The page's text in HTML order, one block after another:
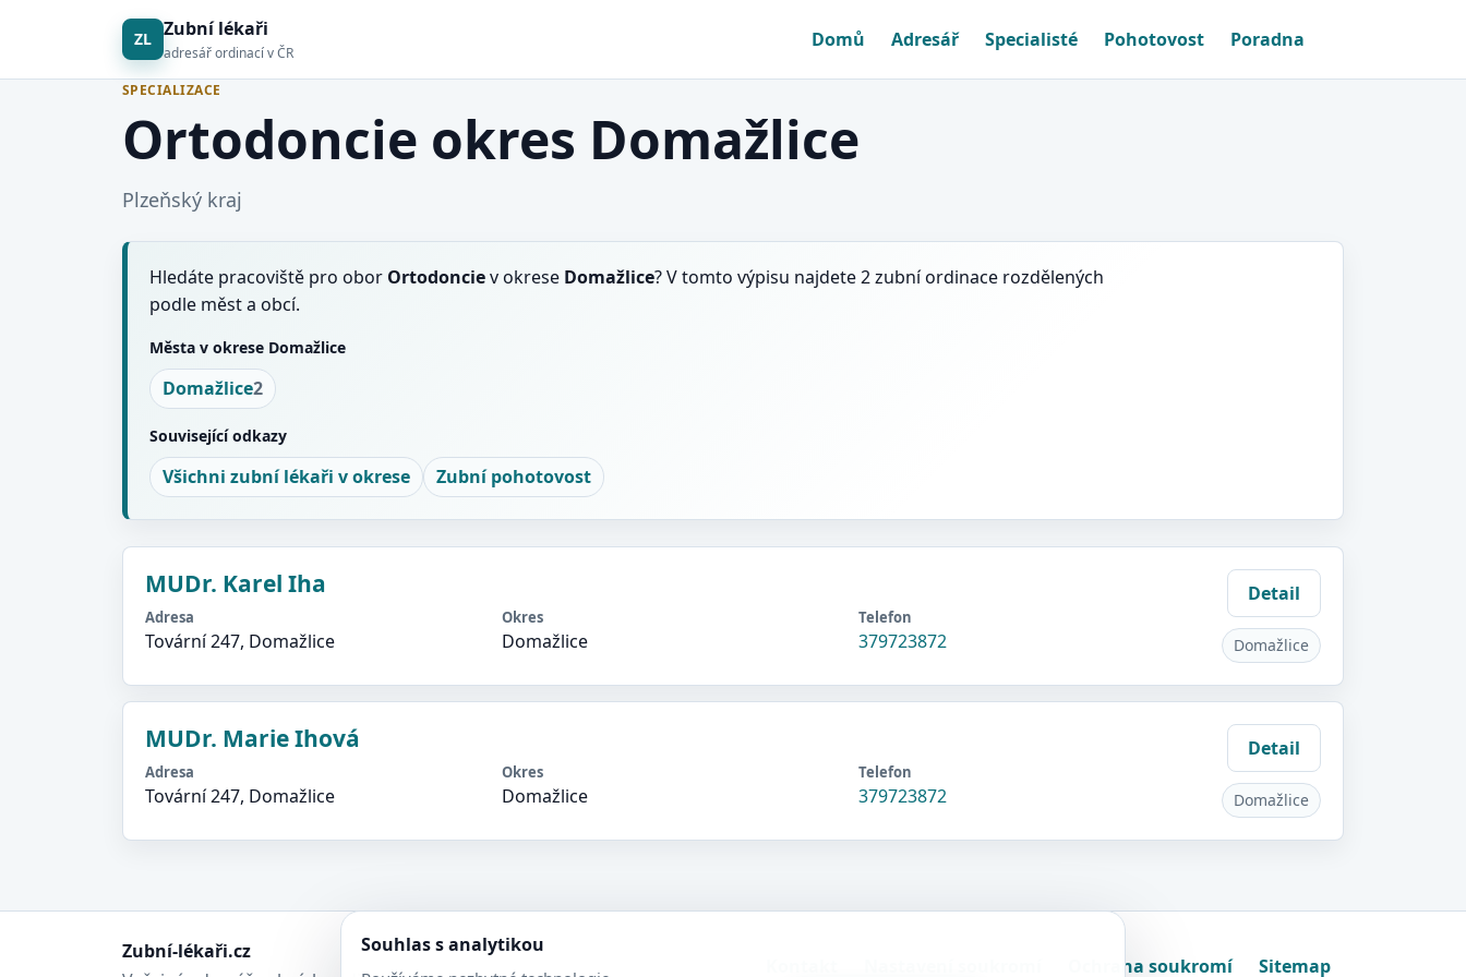
ZL Zubní lékaři
adresář ordinací v ČR
Domů Adresář Specialisté Pohotovost Poradna
SPECIALIZACE
Ortodoncie okres Domažlice
Plzeňský kraj
Hledáte pracoviště pro obor Ortodonciev okrese Domažlice? V tomto výpisu najdete 2 zubní ordinace rozdělených
podle měst a obcí.
Města v okrese Domažlice
Domažlice2
Související odkazy
Všichni zubní lékaři v okrese Zubní pohotovost
MUDr. Karel Iha
Adresa
Tovární 247, Domažlice
Okres
Domažlice
Telefon
379723872
Detail
Domažlice
MUDr. Marie Ihová
Adresa
Tovární 247, Domažlice
Okres
Domažlice
Telefon
379723872
Detail
Domažlice
Zubní-lékaři.cz
Ochrana soukromí Sitemap
Souhlas s analytikou